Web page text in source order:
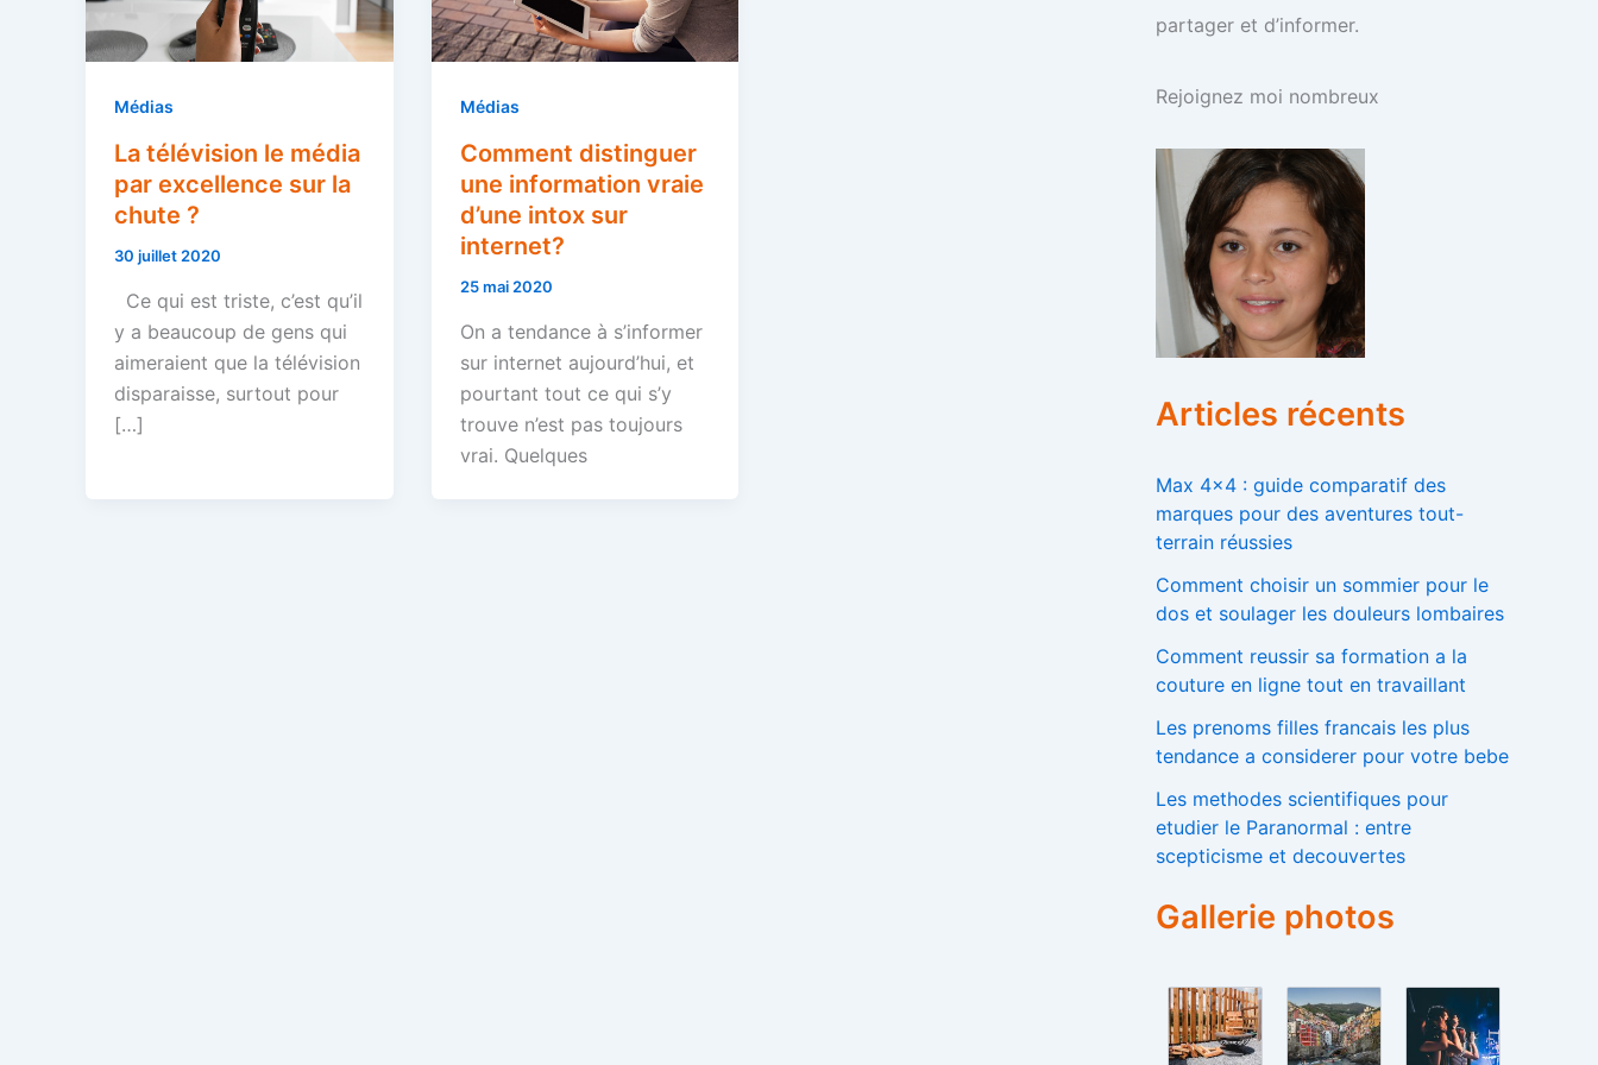
Médias
La télévision le média
par excellence sur la
chute ?
30 juillet 2020
Ce qui est triste, c’est qu’il
y a beaucoup de gens qui
aimeraient que la télévision
disparaisse, surtout pour
[…]
Médias
Comment distinguer
une information vraie
d’une intox sur
internet?
25 mai 2020
On a tendance à s’informer
sur internet aujourd’hui, et
pourtant tout ce qui s’y
trouve n’est pas toujours
vrai. Quelques
partager et d’informer.
Rejoignez moi nombreux
Articles récents
Max 4×4 : guide comparatif des
marques pour des aventures tout-
terrain réussies
Comment choisir un sommier pour le
dos et soulager les douleurs lombaires
Comment reussir sa formation a la
couture en ligne tout en travaillant
Les prenoms filles francais les plus
tendance a considerer pour votre bebe
Les methodes scientifiques pour
etudier le Paranormal : entre
scepticisme et decouvertes
Gallerie photos